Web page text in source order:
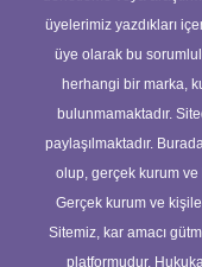
üyelerimiz yazdıkları
üye olarak bu
herhangi bir marka,
bulunmamaktadır.
paylaşılmaktadır.
olup, gerçek kurum ve
Gerçek kurum ve
Sitemiz, kar amacı
platformudur.